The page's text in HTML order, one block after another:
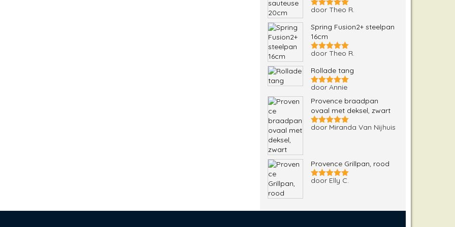
Gewaardeerd
door Theo R.
Spring Fusion2+ steelpan
16cm
Gewaardeerd
door Theo R.
Rollade tang
Gewaardeerd
door Annie
Provence braadpan
ovaal met deksel, zwart
Gewaardeerd
door Miranda Van Nijhuis
Provence Grillpan, rood
Gewaardeerd
door Elly C.